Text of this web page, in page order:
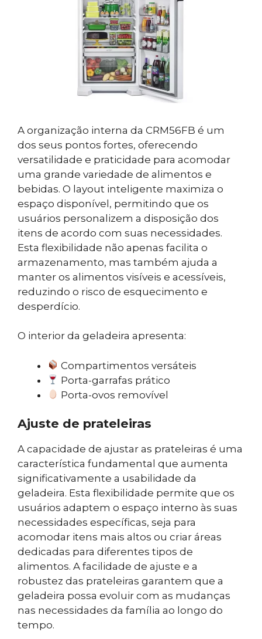
A organização interna da CRM56FB é um
dos seus pontos fortes, oferecendo
versatilidade e praticidade para acomodar
uma grande variedade de alimentos e
bebidas. O layout inteligente maximiza o
espaço disponível, permitindo que os
usuários personalizem a disposição dos
itens de acordo com suas necessidades.
Esta flexibilidade não apenas facilita o
armazenamento, mas também ajuda a
manter os alimentos visíveis e acessíveis,
reduzindo o risco de esquecimento e
desperdício.
O interior da geladeira apresenta:
Compartimentos versáteis
Porta-garrafas prático
Porta-ovos removível
Ajuste de prateleiras
A capacidade de ajustar as prateleiras é uma
característica fundamental que aumenta
significativamente a usabilidade da
geladeira. Esta flexibilidade permite que os
usuários adaptem o espaço interno às suas
necessidades específicas, seja para
acomodar itens mais altos ou criar áreas
dedicadas para diferentes tipos de
alimentos. A facilidade de ajuste e a
robustez das prateleiras garantem que a
geladeira possa evoluir com as mudanças
nas necessidades da família ao longo do
tempo.